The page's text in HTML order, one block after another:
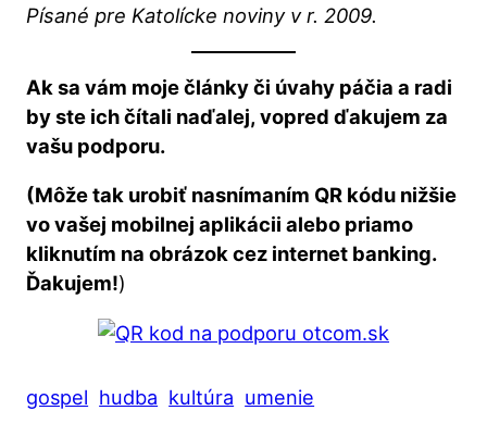
Písané pre Katolícke noviny v r. 2009.
Ak sa vám moje články či úvahy páčia a radi
by ste ich čítali naďalej, vopred ďakujem za
vašu podporu.
(Môže tak urobiť nasnímaním QR kódu nižšie
vo vašej mobilnej aplikácii alebo priamo
kliknutím na obrázok cez internet banking.
Ďakujem!)
gospel hudba kultúra umenie